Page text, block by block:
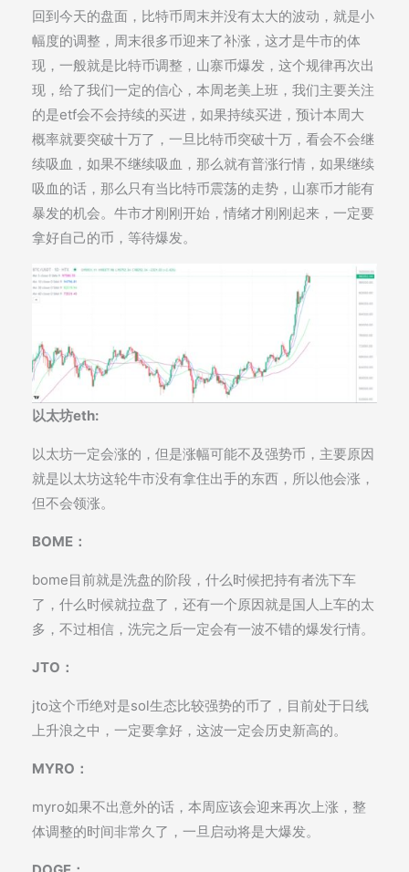
回到今天的盘面，比特币周末并没有太大的波动，就是小
幅度的调整，周末很多币迎来了补涨，这才是牛市的体
现，一般就是比特币调整，山寨币爆发，这个规律再次出
现，给了我们一定的信心，本周老美上班，我们主要关注
的是etf会不会持续的买进，如果持续买进，预计本周大
概率就要突破十万了，一旦比特币突破十万，看会不会继
续吸血，如果不继续吸血，那么就有普涨行情，如果继续
吸血的话，那么只有当比特币震荡的走势，山寨币才能有
暴发的机会。牛市才刚刚开始，情绪才刚刚起来，一定要
拿好自己的币，等待爆发。
以太坊eth:
以太坊一定会涨的，但是涨幅可能不及强势币，主要原因
就是以太坊这轮牛市没有拿住出手的东西，所以他会涨，
但不会领涨。
BOME：
bome目前就是洗盘的阶段，什么时候把持有者洗下车
了，什么时候就拉盘了，还有一个原因就是国人上车的太
多，不过相信，洗完之后一定会有一波不错的爆发行情。
JTO：
jto这个币绝对是sol生态比较强势的币了，目前处于日线
上升浪之中，一定要拿好，这波一定会历史新高的。
MYRO：
myro如果不出意外的话，本周应该会迎来再次上涨，整
体调整的时间非常久了，一旦启动将是大爆发。